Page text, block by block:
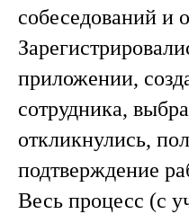
собеседований и
приложении,
сотрудника,
откликнулись,
подтверждение
Весь процесс (с